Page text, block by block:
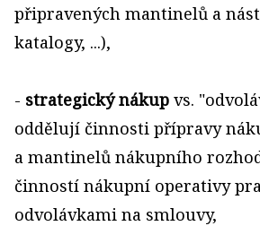
připravených mantinelů a
katalogy, ...),
- strategický nákup vs.
oddělují činnosti přípravy
a mantinelů nákupního
činností nákupní operativy
odvolávkami na smlouvy,